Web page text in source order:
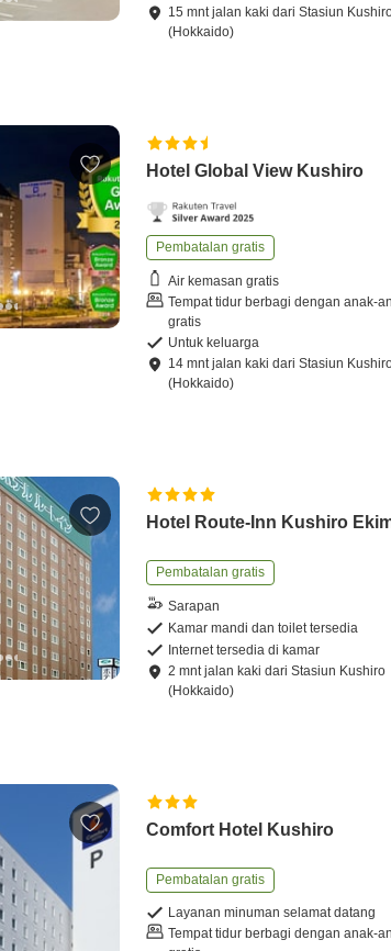
15 mntjalan kaki dariStasiun
(Hokkaido)
Hotel Global View Kushiro
Pembatalan gratis
Air kemasan gratis
Tempat tidur berbagi dengan anak-
gratis
Untuk keluarga
14 mntjalan kaki dariStasiun
(Hokkaido)
Hotel Route-Inn Kushiro
Pembatalan gratis
Sarapan
Kamar mandi dan toilet tersedia
Internet tersedia di kamar
2 mntjalan kaki dariStasiun Kushiro
(Hokkaido)
Comfort Hotel Kushiro
Pembatalan gratis
Layanan minuman selamat datang
Tempat tidur berbagi dengan anak-